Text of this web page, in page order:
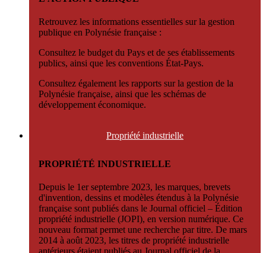
Retrouvez les informations essentielles sur la gestion
publique en Polynésie française :
Consultez le budget du Pays et de ses établissements
publics, ainsi que les conventions État-Pays.
Consultez également les rapports sur la gestion de la
Polynésie française, ainsi que les schémas de
développement économique.
Propriété industrielle
PROPRIÉTÉ INDUSTRIELLE
Depuis le 1er septembre 2023, les marques, brevets
d'invention, dessins et modèles étendus à la Polynésie
française sont publiés dans le Journal officiel – Édition
propriété industrielle (JOPI), en version numérique. Ce
nouveau format permet une recherche par titre. De mars
2014 à août 2023, les titres de propriété industrielle
antérieurs étaient publiés au Journal officiel de la